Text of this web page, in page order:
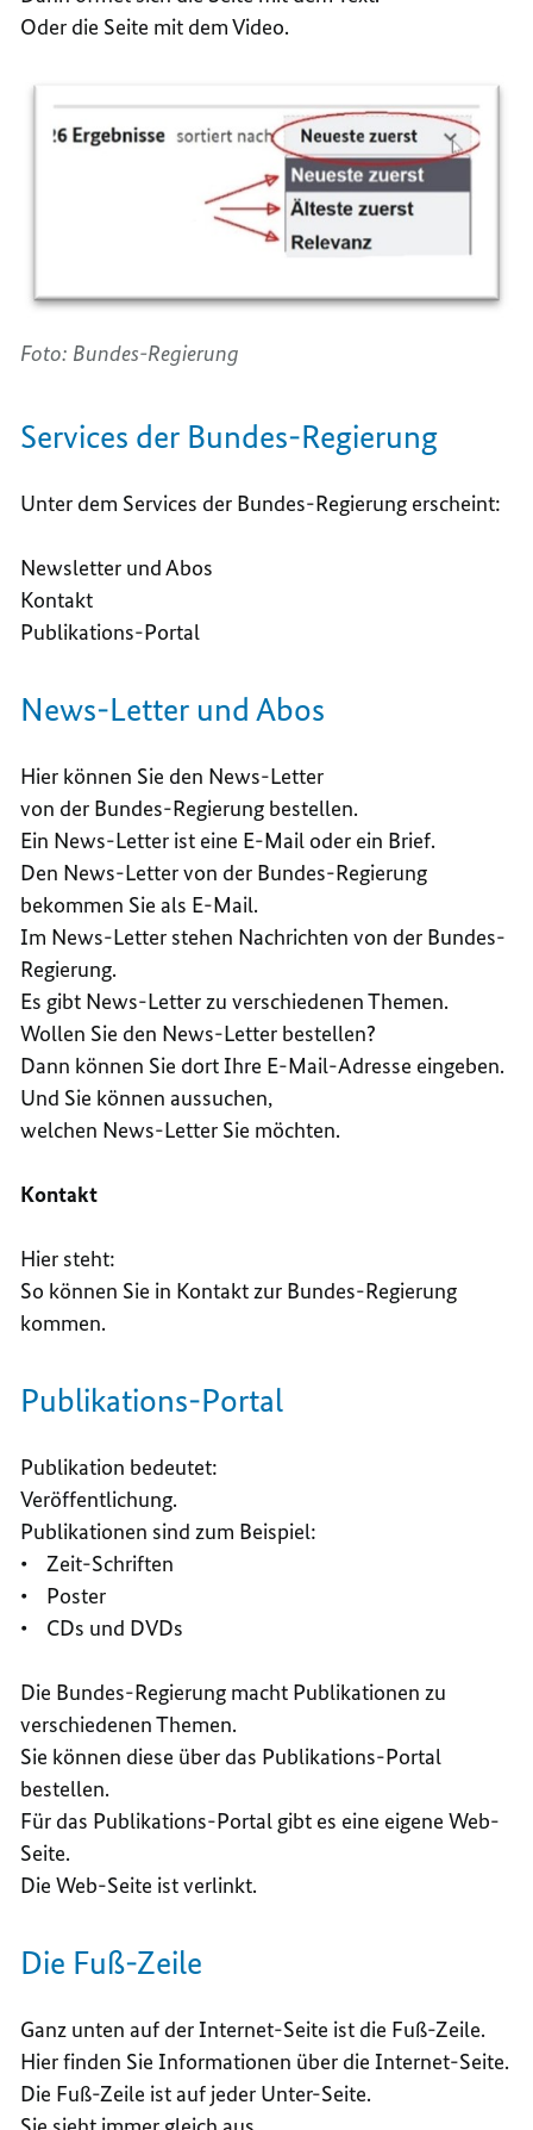
Oder die Seite mit dem Video.
Foto: Bundes-Regierung
Services der Bundes-Regierung
Unter dem Services der Bundes-Regierung erscheint:
Newsletter und Abos
Kontakt
Publikations-Portal
News-Letter und Abos
Hier können Sie den News-Letter
von der Bundes-Regierung bestellen.
Ein News-Letter ist eine E-Mail oder ein Brief.
Den News-Letter von der Bundes-Regierung
bekommen Sie als E-Mail.
Im News-Letter stehen Nachrichten von der Bundes-
Regierung.
Es gibt News-Letter zu verschiedenen Themen.
Wollen Sie den News-Letter bestellen?
Dann können Sie dort Ihre E-Mail-Adresse eingeben.
Und Sie können aussuchen,
welchen News-Letter Sie möchten.
Kontakt
Hier steht:
So können Sie in Kontakt zur Bundes-Regierung
kommen.
Publikations-Portal
Publikation bedeutet:
Veröffentlichung.
Publikationen sind zum Beispiel:
• Zeit-Schriften
• Poster
• CDs und DVDs
Die Bundes-Regierung macht Publikationen zu
verschiedenen Themen.
Sie können diese über das Publikations-Portal
bestellen.
Für das Publikations-Portal gibt es eine eigene Web-
Seite.
Die Web-Seite ist verlinkt.
Die Fuß-Zeile
Ganz unten auf der Internet-Seite ist die Fuß-Zeile.
Hier finden Sie Informationen über die Internet-Seite.
Die Fuß-Zeile ist auf jeder Unter-Seite.